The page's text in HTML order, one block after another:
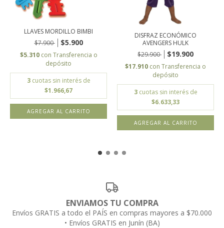
LLAVES MORDILLO BIMBI
$7.900
$5.900
$5.310 con Transferencia o
depósito
3 cuotas sin interés de
$1.966,67
DISFRAZ ECONÓMICO
AVENGERS HULK
$29.900
$19.900
$17.910 con Transferencia o
depósito
3 cuotas sin interés de
$6.633,33
AGREGAR AL CARRITO
ENVIAMOS TU COMPRA
Envíos GRATIS a todo el PAÍS en compras mayores a $70.000
• Envíos GRATIS en Junín (BA)